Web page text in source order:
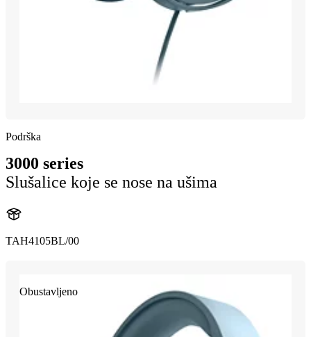
Podrška
3000 series
Slušalice koje se nose na ušima
TAH4105BL/00
Obustavljeno